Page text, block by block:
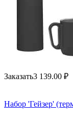
Заказать3 139.00 ₽
Набор 'Гейзер'